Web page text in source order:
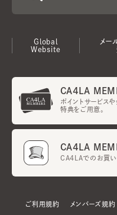
Global
Website
メー
CA4LA
ポイントサービス
特典をご用意。
CA4LA
CA4LAでのお買い
ご利用規約 メンバーズ規約